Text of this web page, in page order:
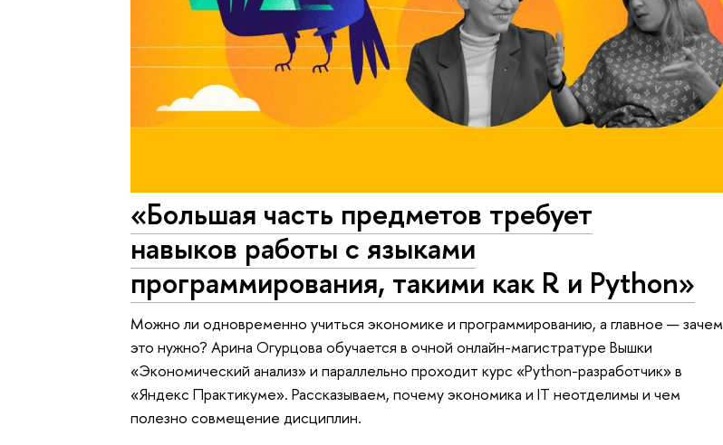
«Большая часть предметов требует
навыков работы с языками
программирования, такими как R и Python»
Можно ли одновременно учиться экономике и программированию, а главное — зачем
это нужно? Арина Огурцова обучается в очной онлайн-магистратуре Вышки
«Экономический анализ» и параллельно проходит курс «Python-разработчик» в
«Яндекс Практикуме». Рассказываем, почему экономика и IT неотделимы и чем
полезно совмещение дисциплин.